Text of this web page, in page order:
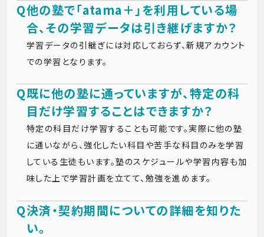
Q他の塾で「atama＋」を利用している場
合、その学習データは引き継げますか？
学習データの引継ぎには対応しておらず、新規アカウント
での学習となります。
Q既に他の塾に通っていますが、特定の科
目だけ学習することはできますか？
特定の科目だけ学習することも可能です。実際に他の塾
に通いながら、強化したい科目や苦手な科目のみを学習
している生徒もいます。塾のスケジュールや学習内容も加
味した上で学習計画を立てて、勉強を進めます。
Q決済・契約期間についての詳細を知りた
い。